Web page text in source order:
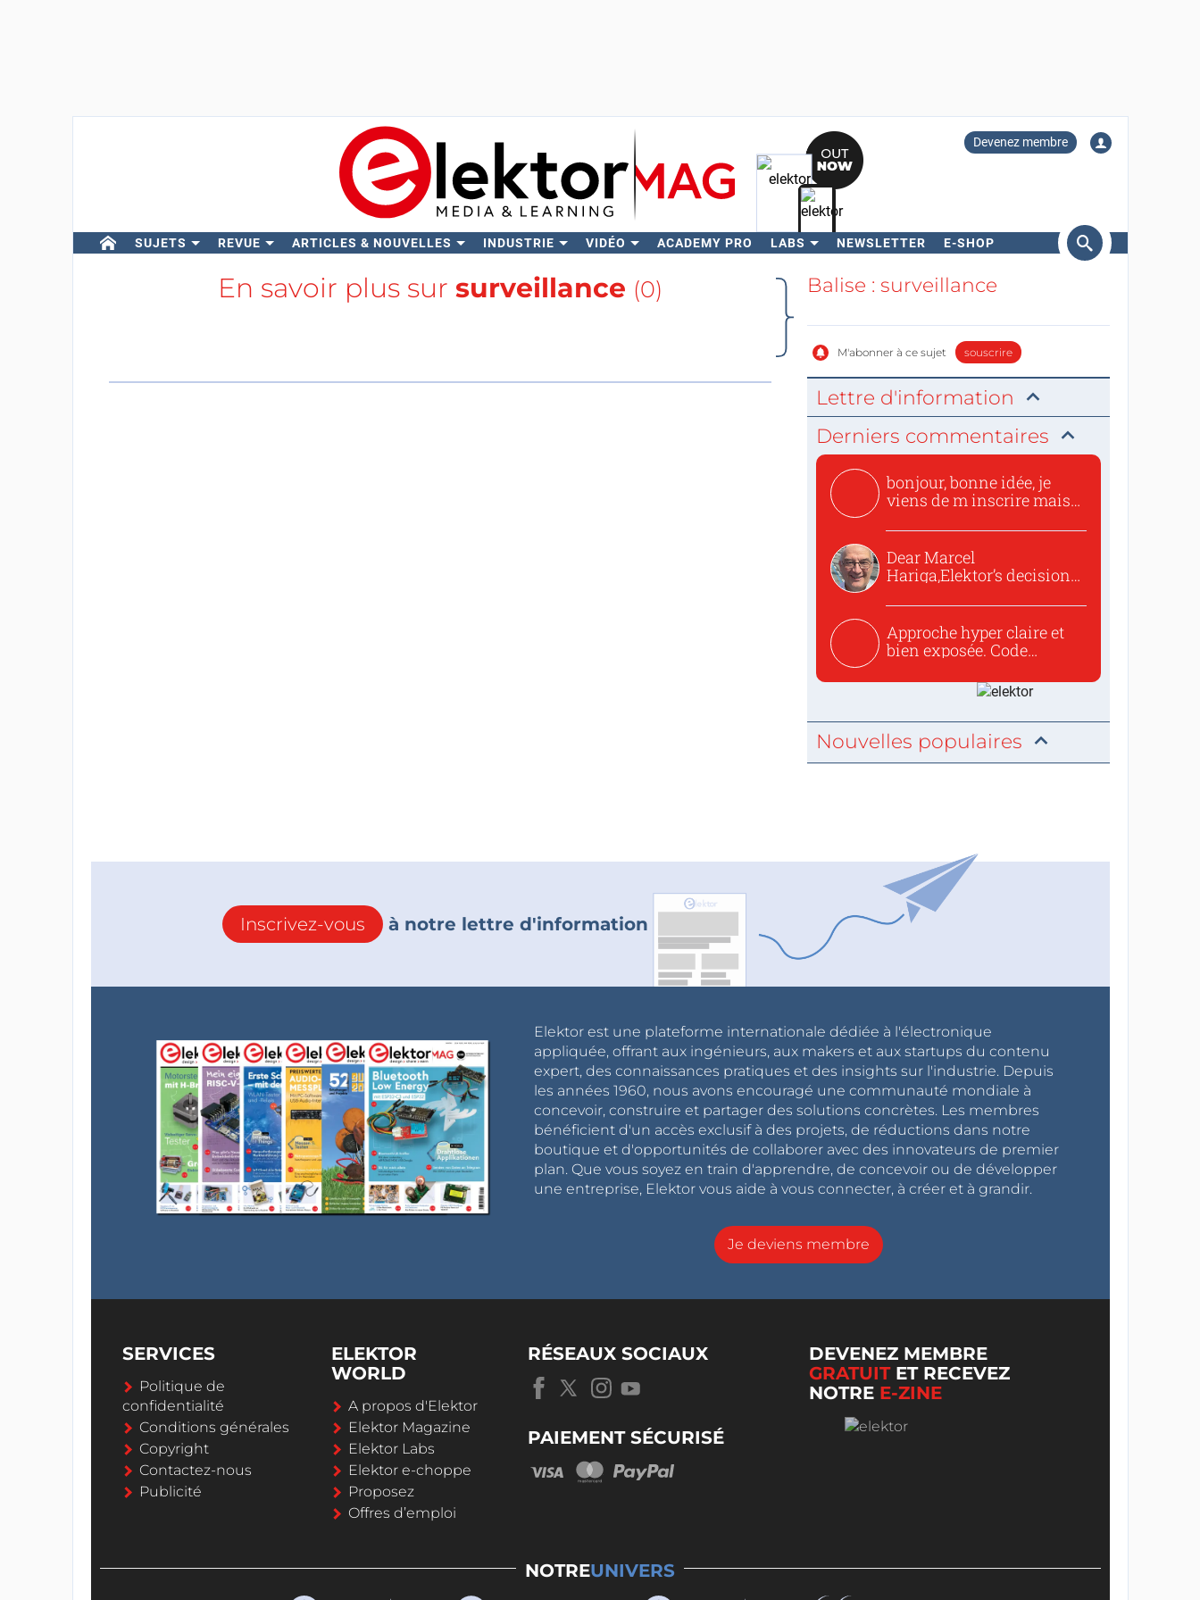
Devenez membre
SUJETS REVUE ARTICLES & NOUVELLES INDUSTRIE VIDÉO ACADEMY PRO LABS NEWSLETTER E-SHOP
Rechercher
En savoir plus sur surveillance (0) Balise : surveillance
M'abonner à ce sujet souscrire
Lettre d'information
Derniers commentaires
bonjour, bonne idée, je
viens de m inscrire mais
Dear Marcel
Hariga,Elektor’s decision
Approche hyper claire et
bien exposée. Code
Nouvelles populaires
Inscrivez-vous à notre lettre d'information
Elektor est une plateforme internationale dédiée à l'électronique
appliquée, offrant aux ingénieurs, aux makers et aux startups du contenu
expert, des connaissances pratiques et des insights sur l'industrie. Depuis
les années 1960, nous avons encouragé une communauté mondiale à
concevoir, construire et partager des solutions concrètes. Les membres
bénéficient d'un accès exclusif à des projets, de réductions dans notre
boutique et d'opportunités de collaborer avec des innovateurs de premier
plan. Que vous soyez en train d'apprendre, de concevoir ou de développer
une entreprise, Elektor vous aide à vous connecter, à créer et à grandir.
Je deviens membre
SERVICES
Politique de
confidentialité
Conditions générales
Copyright
Contactez-nous
Publicité
ELEKTOR
WORLD
A propos d'Elektor
Elektor Magazine
Elektor Labs
Elektor e-choppe
Proposez
Offres d’emploi
RÉSEAUX SOCIAUX
PAIEMENT SÉCURISÉ
DEVENEZ MEMBRE
GRATUITET RECEVEZ
NOTRE E-ZINE
NOTREUNIVERS